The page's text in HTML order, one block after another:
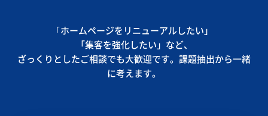
｢ホームページをリニューアルしたい」
「集客を強化したい」など、
ざっくりとしたご相談でも大歓迎です。課題抽出から一緒
に考えます。